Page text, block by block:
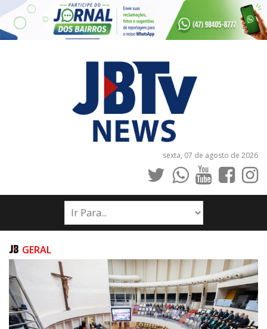
sexta, 07 de agosto de 2026
INÍCIO
NOTÍCIAS
PUBLICAÇÕES LEGAIS
CONTATO
GERAL